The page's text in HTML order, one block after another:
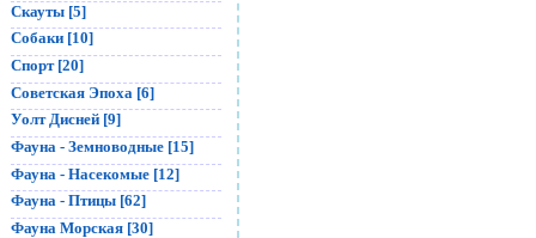
Скауты [5]
Собаки [10]
Спорт [20]
Советская Эпоха [6]
Уолт Дисней [9]
Фауна - Земноводные [15]
Фауна - Насекомые [12]
Фауна - Птицы [62]
Фауна Морская [30]